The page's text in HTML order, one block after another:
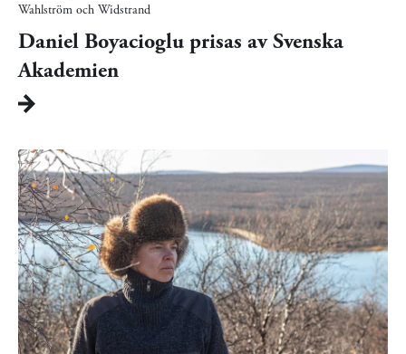
Wahlström och Widstrand
Daniel Boyacioglu prisas av Svenska
Akademien